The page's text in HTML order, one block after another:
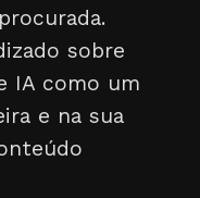
sobre
IA como um
e na sua